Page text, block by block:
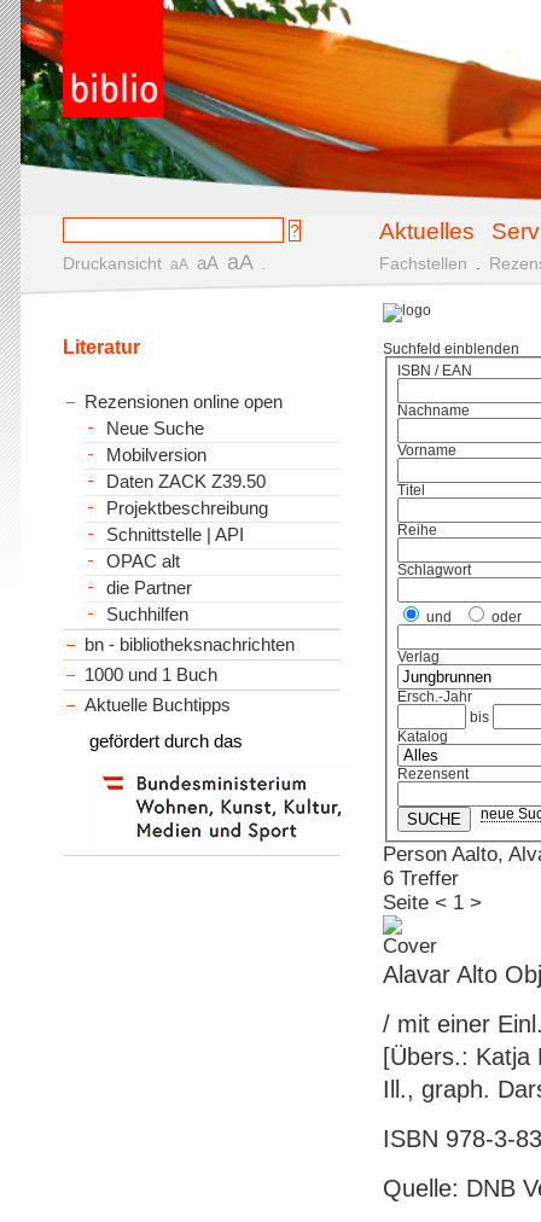
Aktuelles
Druckansicht aA aA aA Fachstellen
Suchfeld einblenden
ISBN / EAN
Nachname
Vorname
Titel
Reihe
Schlagwort
und oder
Verlag
Ersch.-Jahr
bis
Katalog
Rezensent
neue
Person Aalto,
6 Treffer
Seite < 1 >
Alavar Alto
/ mit einer
[Übers.:
Ill., graph.
ISBN 978-3-
Quelle: DNB
Literatur
Rezensionen online open
Neue Suche
Mobilversion
Daten ZACK Z39.50
Projektbeschreibung
Schnittstelle | API
OPAC alt
die Partner
Suchhilfen
bn - bibliotheksnachrichten
1000 und 1 Buch
Aktuelle Buchtipps
gefördert durch das